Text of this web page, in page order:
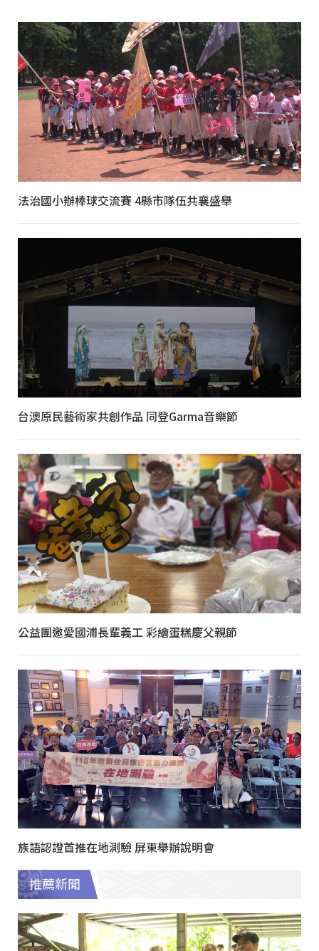
法治國小辦棒球交流賽 4縣市隊伍共襄盛舉
台澳原民藝術家共創作品 同登Garma音樂節
公益團邀愛國浦長輩義工 彩繪蛋糕慶父親節
族語認證首推在地測驗 屏東舉辦說明會
推薦新聞